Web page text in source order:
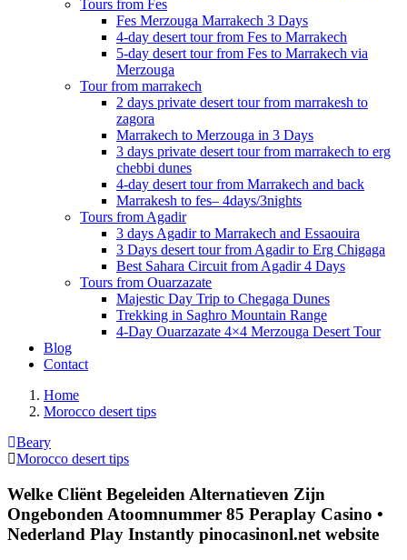
Tours from Fes
Fes Merzouga Marrakech 3 Days
4-day desert tour from Fes to Marrakech
5-day desert tour from Fes to Marrakech via
Merzouga
Tour from marrakech
2 days private desert tour from marrakesh to
zagora
Marrakech to Merzouga in 3 Days
3 days private desert tour from marrakech to erg
chebbi dunes
4-day desert tour from Marrakech and back
Marrakesh to fes– 4days/3nights
Tours from Agadir
3 days Agadir to Marrakech and Essaouira
3 Days desert tour from Agadir to Erg Chigaga
Best Sahara Circuit from Agadir 4 Days
Tours from Ouarzazate
Majestic Day Trip to Chegaga Dunes
Trekking in Saghro Mountain Range
4-Day Ouarzazate 4×4 Merzouga Desert Tour
Blog
Contact
Home
Morocco desert tips
Beary
Morocco desert tips
Welke Cliënt Begeleiden Alternatieven Zijn
Ongebonden Atoomnummer 85 Peraplay Casino •
Nederland Play Instantly pinocasinonl.net website